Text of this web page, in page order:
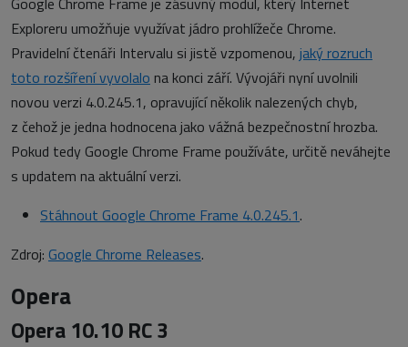
Exploreru umožňuje využívat jádro prohlížeče Chrome.
Pravidelní čtenáři Intervalu si jistě vzpomenou, jaký rozruch
toto rozšíření vyvolalo na konci září. Vývojáři nyní uvolnili
novou verzi 4.0.245.1, opravující několik nalezených chyb,
z čehož je jedna hodnocena jako vážná bezpečnostní hrozba.
Pokud tedy Google Chrome Frame používáte, určitě neváhejte
s updatem na aktuální verzi.
Stáhnout Google Chrome Frame 4.0.245.1.
Zdroj: Google Chrome Releases.
Opera
Opera 10.10 RC 3